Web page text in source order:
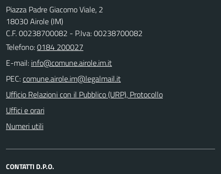
Piazza Padre Giacomo Viale, 2
18030 Airole (IM)
C.F. 00238700082 - P.Iva: 00238700082
Telefono:0184 200027
E-mail:
PEC:
Ufficio Relazioni con il Pubblico (URP), Protocollo
Uffici e orari
Numeri utili
CONTATTI D.P.O.